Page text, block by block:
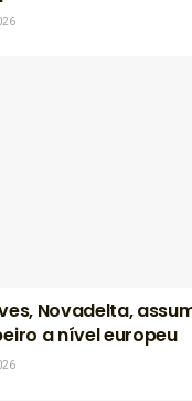
Novadelta,
a nível europeu